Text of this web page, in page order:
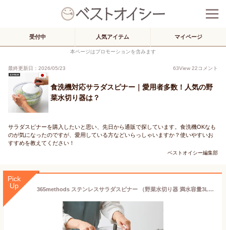
受付中 人気アイテム マイページ
本ページはプロモーションを含みます
最終更新日：2026/05/23 63View 22コメント
食洗機対応サラダスピナー｜愛用者多数！人気の野
菜水切り器は？
サラダスピナーを購入したいと思い、先日から通販で探しています。食洗機OKなも
のが気になったのですが、愛用している方などいらっしゃいますか？使いやすいお
すすめを教えてください！
ベストオイシー編集部
Pick
Up
365methods ステンレスサラダスピナー （野菜水切り器 満水容量3L 水切り 回転式 簡単水切り 食洗機対応 取手は収納可能 フルフラット ステンレスボウル ザル 分解洗浄可能）【ポイント5倍/送料無料】【p0507】